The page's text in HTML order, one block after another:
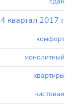
4 квартал 2017 г
комфорт
монолитный
квартиры
чистовая